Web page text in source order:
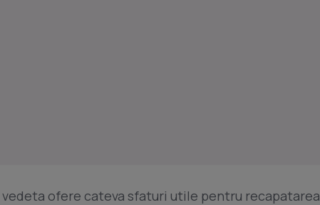
ofere cateva sfaturi utile pentru recapatarea